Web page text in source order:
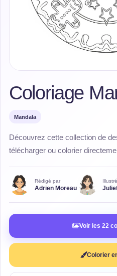
Coloriage
Mandala
Découvrez cette collection de
télécharger ou colorier
Rédigé par
Adrien Moreau
Voir les 22
Colorier